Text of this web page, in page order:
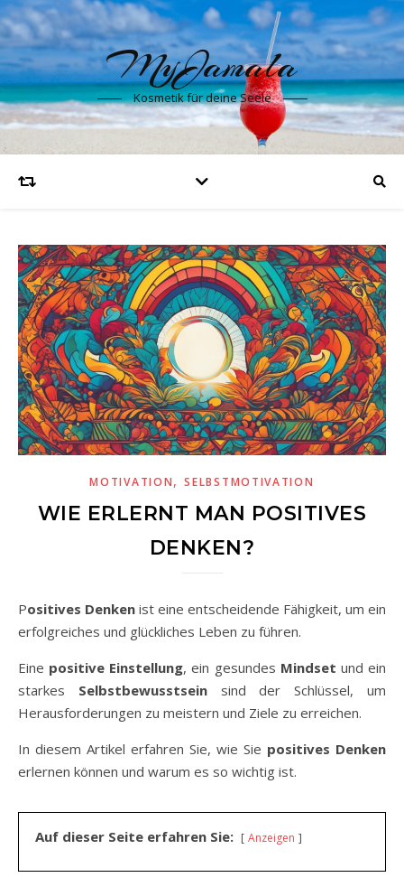
MyJamala
Kosmetik für deine Seele
MOTIVATION,SELBSTMOTIVATION
WIE ERLERNT MAN POSITIVES
DENKEN?
Positives Denken ist eine entscheidende Fähigkeit, um ein
erfolgreiches und glückliches Leben zu führen.
Eine positive Einstellung, ein gesundes Mindset und ein
starkes Selbstbewusstseinsind der Schlüssel, um
Herausforderungen zu meistern und Ziele zu erreichen.
In diesem Artikel erfahren Sie, wie Sie positives Denken
erlernen können und warum es so wichtig ist.
Auf dieser Seite erfahren Sie: Anzeigen